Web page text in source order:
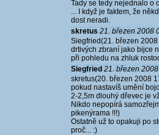
Tady se tedy nejednalo o
... I když je faktem, že
dost neradi.
skretus 21. březen 2008
Siegfried(21. březen
drtivých zbraní jako bijce
při pohledu na zhluk
Siegfried 21. březen
skretus(20. březen 2008
pokud nastavíš umění
2-2,5m dlouhý dřevec je
Nikdo nepopírá
pikenýrama !!!)
Ostatně už to opakuji po
proč... :)